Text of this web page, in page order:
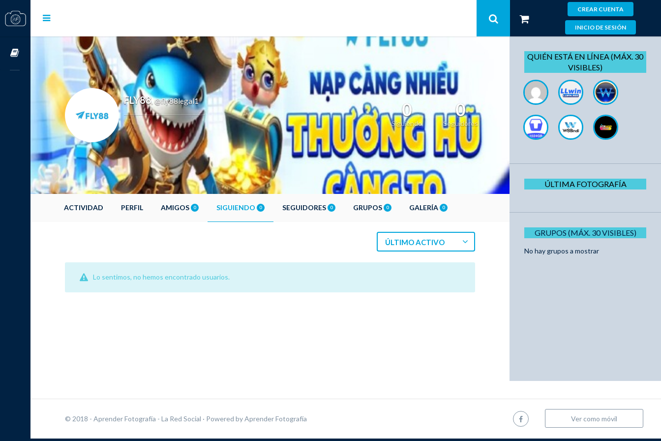
CREAR CUENTA
INICIO DE SESIÓN
Cursos OnLine
FLY88,@fly88legal1 0
Siguiendo
0
Seguidores
ACTIVIDAD PERFIL AMIGOS 0 SIGUIENDO 0 SEGUIDORES 0 GRUPOS 0 GALERÍA 0
ÚLTIMO ACTIVO
Lo sentimos, no hemos encontrado usuarios.
QUIÉN ESTÁ EN LÍNEA (MÁX. 30
VISIBLES)
ÚLTIMA FOTOGRAFÍA
GRUPOS (MÁX. 30 VISIBLES)
No hay grupos a mostrar
© 2018 - Aprender Fotografía - La Red Social · Powered byAprender Fotografía